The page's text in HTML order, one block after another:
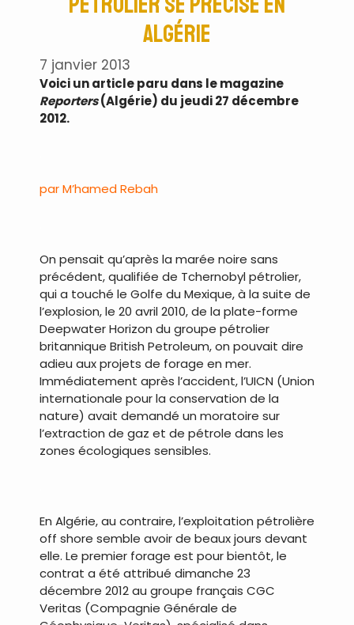
Algérie
7 janvier 2013
Voici un article paru dans le magazine
Reporters(Algérie) du jeudi 27 décembre
2012.
par M’hamed Rebah
On pensait qu’après la marée noire sans
précédent, qualifiée de Tchernobyl pétrolier,
qui a touché le Golfe du Mexique, à la suite de
l’explosion, le 20 avril 2010, de la plate-forme
Deepwater Horizon du groupe pétrolier
britannique British Petroleum, on pouvait dire
adieu aux projets de forage en mer.
Immédiatement après l’accident, l’UICN (Union
internationale pour la conservation de la
nature) avait demandé un moratoire sur
l’extraction de gaz et de pétrole dans les
zones écologiques sensibles.
En Algérie, au contraire, l’exploitation pétrolière
off shore semble avoir de beaux jours devant
elle. Le premier forage est pour bientôt, le
contrat a été attribué dimanche 23
décembre 2012 au groupe français CGC
Veritas (Compagnie Générale de